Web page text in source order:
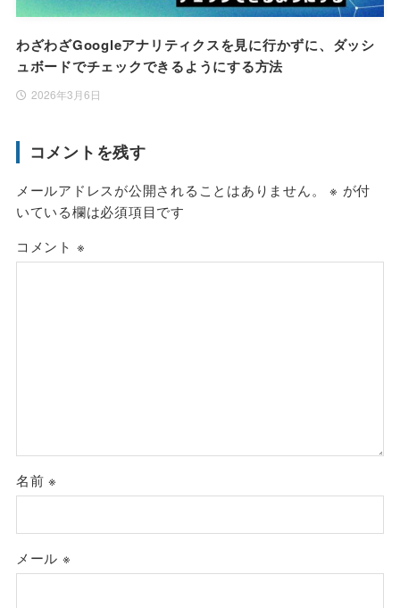
わざわざGoogleアナリティクスを見に行かずに、ダッシ
ュボードでチェックできるようにする方法
2026年3月6日
コメントを残す
メールアドレスが公開されることはありません。 ※ が付
いている欄は必須項目です
コメント ※
名前※
メール ※